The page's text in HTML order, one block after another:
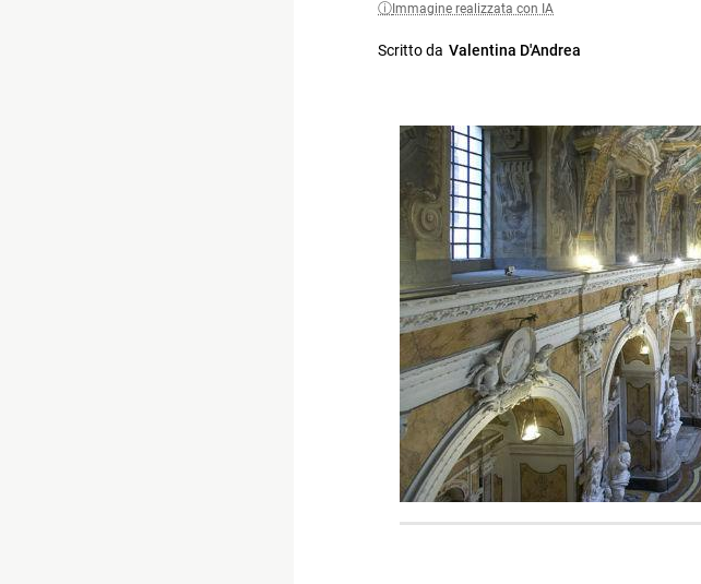
Immagine realizzata con IA
Scritto da Valentina D'Andrea